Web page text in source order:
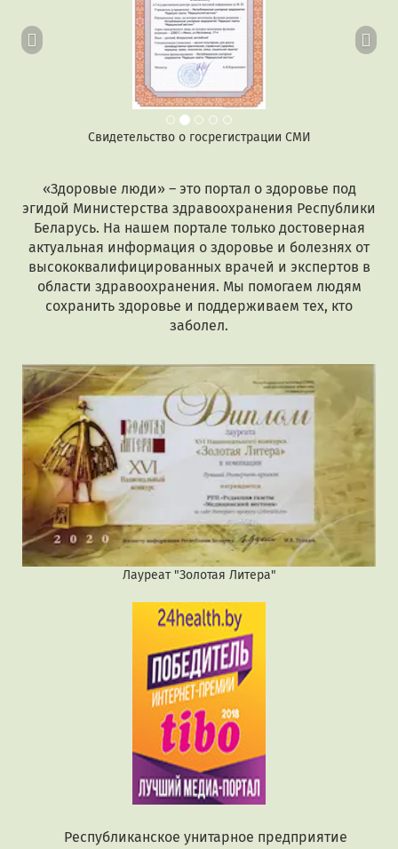
Свидетельство о госрегистрации СМИ
«Здоровые люди» – это портал о здоровье под
эгидой Министерства здравоохранения Республики
Беларусь. На нашем портале только достоверная
актуальная информация о здоровье и болезнях от
высококвалифицированных врачей и экспертов в
области здравоохранения. Мы помогаем людям
сохранить здоровье и поддерживаем тех, кто
заболел.
Лауреат "Золотая Литера"
Республиканское унитарное предприятие